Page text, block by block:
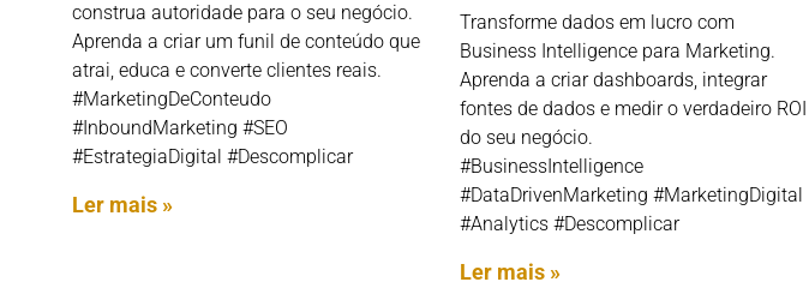
construa autoridade para o seu negócio.
Aprenda a criar um funil de conteúdo que
atrai, educa e converte clientes reais.
#MarketingDeConteudo
#InboundMarketing #SEO
#EstrategiaDigital #Descomplicar
Ler mais »
Transforme dados em lucro com
Business Intelligence para Marketing.
Aprenda a criar dashboards, integrar
fontes de dados e medir o verdadeiro ROI
do seu negócio.
#BusinessIntelligence
#DataDrivenMarketing #MarketingDigital
#Analytics #Descomplicar
Ler mais »